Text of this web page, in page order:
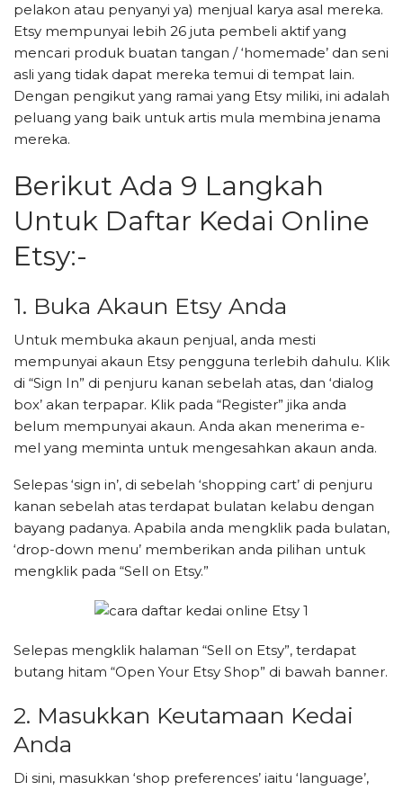
pelakon atau penyanyi ya) menjual karya asal mereka.
Etsy mempunyai lebih 26 juta pembeli aktif yang
mencari produk buatan tangan / ‘homemade’ dan seni
asli yang tidak dapat mereka temui di tempat lain.
Dengan pengikut yang ramai yang Etsy miliki, ini adalah
peluang yang baik untuk artis mula membina jenama
mereka.
Berikut Ada 9 Langkah
Untuk Daftar Kedai Online
Etsy:-
1. Buka Akaun Etsy Anda
Untuk membuka akaun penjual, anda mesti
mempunyai akaun Etsy pengguna terlebih dahulu. Klik
di “Sign In” di penjuru kanan sebelah atas, dan ‘dialog
box’ akan terpapar. Klik pada “Register” jika anda
belum mempunyai akaun. Anda akan menerima e-
mel yang meminta untuk mengesahkan akaun anda.
Selepas ‘sign in’, di sebelah ‘shopping cart’ di penjuru
kanan sebelah atas terdapat bulatan kelabu dengan
bayang padanya. Apabila anda mengklik pada bulatan,
‘drop-down menu’ memberikan anda pilihan untuk
mengklik pada “Sell on Etsy.”
Selepas mengklik halaman “Sell on Etsy”, terdapat
butang hitam “Open Your Etsy Shop” di bawah banner.
2. Masukkan Keutamaan Kedai
Anda
Di sini, masukkan ‘shop preferences’ iaitu ‘language’,